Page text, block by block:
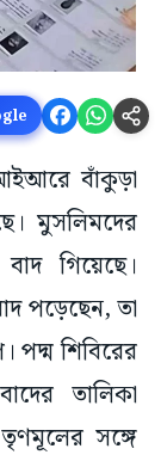
বাঁকুড়া
মুসলিমদের
গিয়েছে।
পড়েছেন, তা
পদ্ম শিবিরের
তালিকা
সঙ্গে